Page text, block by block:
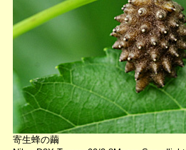
寄生蜂の繭